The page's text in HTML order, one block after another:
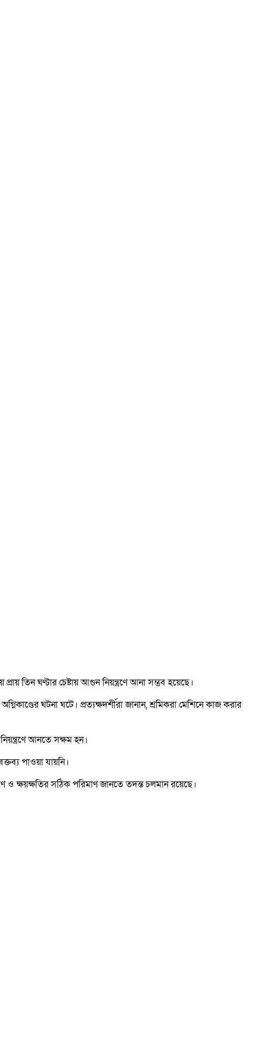
তিন ঘণ্টার চেষ্টায় আগুন নিয়ন্ত্রণে আনা সম্ভব হয়েছে।
ঘটনা ঘটে। প্রত্যক্ষদর্শীরা জানান, শ্রমিকরা মেশিনে কাজ করার
আনতে সক্ষম হন।
পাওয়া যায়নি।
ও ক্ষয়ক্ষতির সঠিক পরিমাণ জানতে তদন্ত চলমান রয়েছে।